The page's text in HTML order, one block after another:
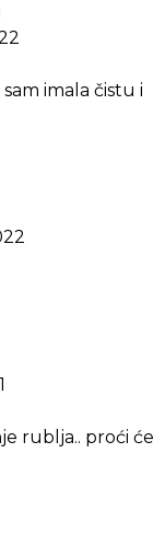
imala čistu i
rublja.. proći će